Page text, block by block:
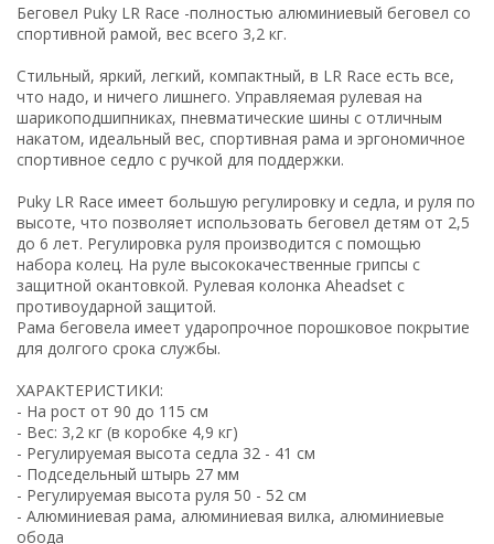
Беговел Puky LR Race -полностью алюминиевый беговел со
спортивной рамой, вес всего 3,2 кг.
Стильный, яркий, легкий, компактный, в LR Race есть все,
что надо, и ничего лишнего. Управляемая рулевая на
шарикоподшипниках, пневматические шины с отличным
накатом, идеальный вес, спортивная рама и эргономичное
спортивное седло с ручкой для поддержки.
Puky LR Race имеет большую регулировку и седла, и руля по
высоте, что позволяет использовать беговел детям от 2,5
до 6 лет. Регулировка руля производится с помощью
набора колец. На руле высококачественные грипсы с
защитной окантовкой. Рулевая колонка Aheadset с
противоударной защитой.
Рама беговела имеет ударопрочное порошковое покрытие
для долгого срока службы.
ХАРАКТЕРИСТИКИ:
- На рост от 90 до 115 см
- Вес: 3,2 кг (в коробке 4,9 кг)
- Регулируемая высота седла 32 - 41 см
- Подседельный штырь 27 мм
- Регулируемая высота руля 50 - 52 см
- Алюминиевая рама, алюминиевая вилка, алюминиевые
обода